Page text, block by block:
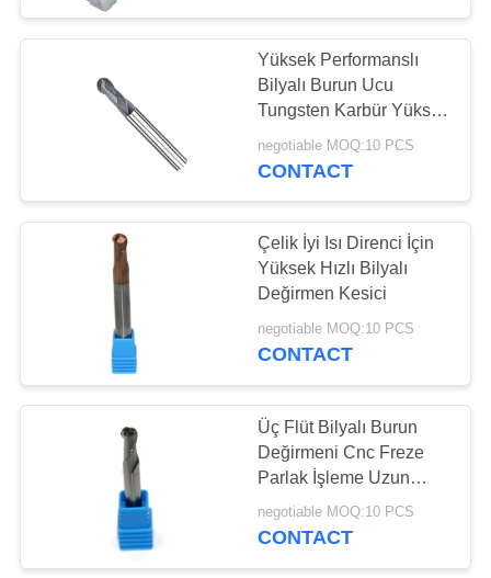
T Slot End Mill
12
Merkez Kesme Uç
Freze
Yüksek Performanslı
Bilyalı Burun Ucu
Tungsten Karbür Yüksek
Sert Malzeme İşleme
negotiable MOQ:10 PCS
CONTACT
Çelik İyi Isı Direnci İçin
Yüksek Hızlı Bilyalı
Değirmen Kesici
negotiable MOQ:10 PCS
CONTACT
Üç Flüt Bilyalı Burun
Değirmeni Cnc Freze
Parlak İşleme Uzun
Ömürlü
negotiable MOQ:10 PCS
CONTACT